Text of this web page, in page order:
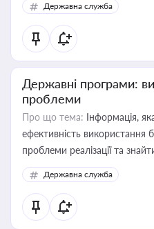
Державна служба
Державні програми:
проблеми
Про що тема: Інформація,
ефективність
проблеми реалізації та
Державна служба